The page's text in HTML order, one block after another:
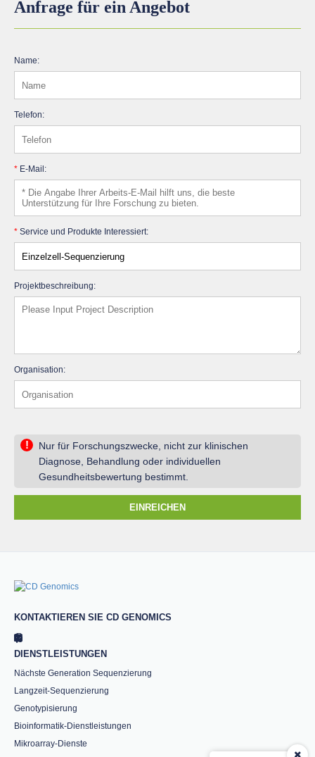
Anfrage für ein Angebot
Name:
Telefon:
* E-Mail:
* Service und Produkte Interessiert:
Projektbeschreibung:
Organisation:
!
Nur für Forschungszwecke, nicht zur klinischen
Diagnose, Behandlung oder individuellen
Gesundheitsbewertung bestimmt.
EINREICHEN
KONTAKTIEREN SIE CD GENOMICS
DIENSTLEISTUNGEN
Nächste Generation Sequenzierung
Langzeit-Sequenzierung
Genotypisierung
Bioinformatik-Dienstleistungen
Mikroarray-Dienste